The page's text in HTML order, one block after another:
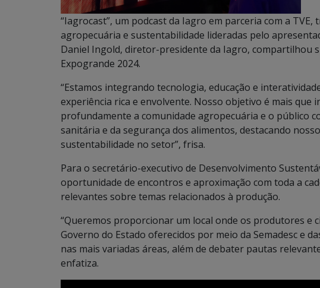
“Iagrocast”, um podcast da Iagro em parceria com a
agropecuária e sustentabilidade lideradas pelo
Daniel Ingold, diretor-presidente da Iagro, compartilhou
Expogrande 2024.
“Estamos integrando tecnologia, educação e
experiência rica e envolvente. Nosso objetivo é mais que
profundamente a comunidade agropecuária e o público
sanitária e da segurança dos alimentos, destacando
sustentabilidade no setor”, frisa.
Para o secretário-executivo de Desenvolvimento
oportunidade de encontros e aproximação com toda a
relevantes sobre temas relacionados à produção.
“Queremos proporcionar um local onde os produtores e
Governo do Estado oferecidos por meio da Semadesc e
nas mais variadas áreas, além de debater pautas
enfatiza.